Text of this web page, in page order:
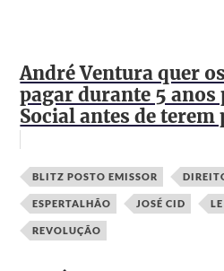
André Ventura quer
pagar durante 5 anos
Social antes de terem
BLITZ POSTO EMISSOR
ESPERTALHÃO JOSÉ CID
REVOLUÇÃO